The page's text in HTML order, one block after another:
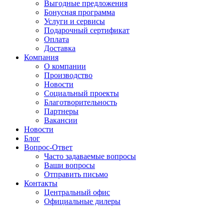
Выгодные предложения
Бонусная программа
Услуги и сервисы
Подарочный сертификат
Оплата
Доставка
Компания
О компании
Производство
Новости
Социальный проекты
Благотворительность
Партнеры
Вакансии
Новости
Блог
Вопрос-Ответ
Часто задаваемые вопросы
Ваши вопросы
Отправить письмо
Контакты
Центральный офис
Официальные дилеры